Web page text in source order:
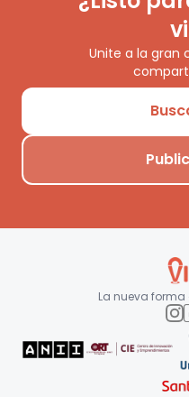
Unite a la gran
La nueva forma